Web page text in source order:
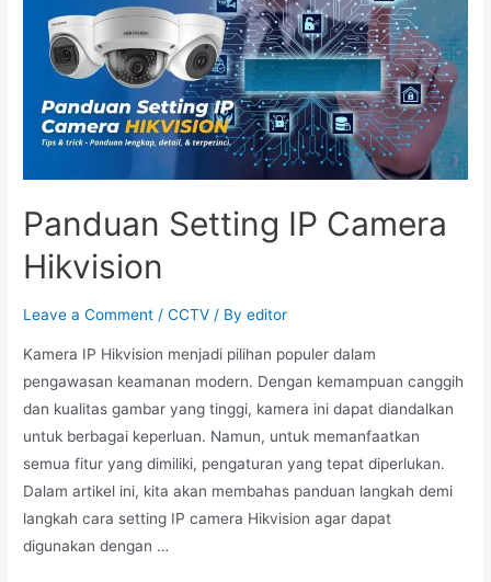
Panduan Setting IP Camera
Hikvision
Leave a Comment /CCTV / Byeditor
Kamera IP Hikvision menjadi pilihan populer dalam
pengawasan keamanan modern. Dengan kemampuan canggih
dan kualitas gambar yang tinggi, kamera ini dapat diandalkan
untuk berbagai keperluan. Namun, untuk memanfaatkan
semua fitur yang dimiliki, pengaturan yang tepat diperlukan.
Dalam artikel ini, kita akan membahas panduan langkah demi
langkah cara setting IP camera Hikvision agar dapat
digunakan dengan …